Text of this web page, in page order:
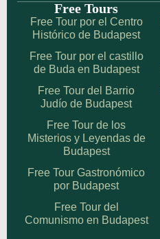
Free Tours
Free Tour por el Centro
Histórico de Budapest
Free Tour por el castillo
de Buda en Budapest
Free Tour del Barrio
Judío de Budapest
Free Tour de los
Misterios y Leyendas de
Budapest
Free Tour Gastronómico
por Budapest
Free Tour del
Comunismo en Budapest